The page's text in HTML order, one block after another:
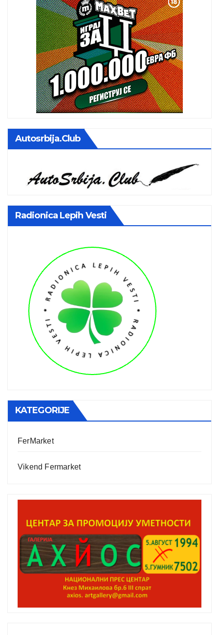
Autosrbija.club
Radionica Lepih Vesti
KATEGORIJE
FerMarket
Vikend Fermarket